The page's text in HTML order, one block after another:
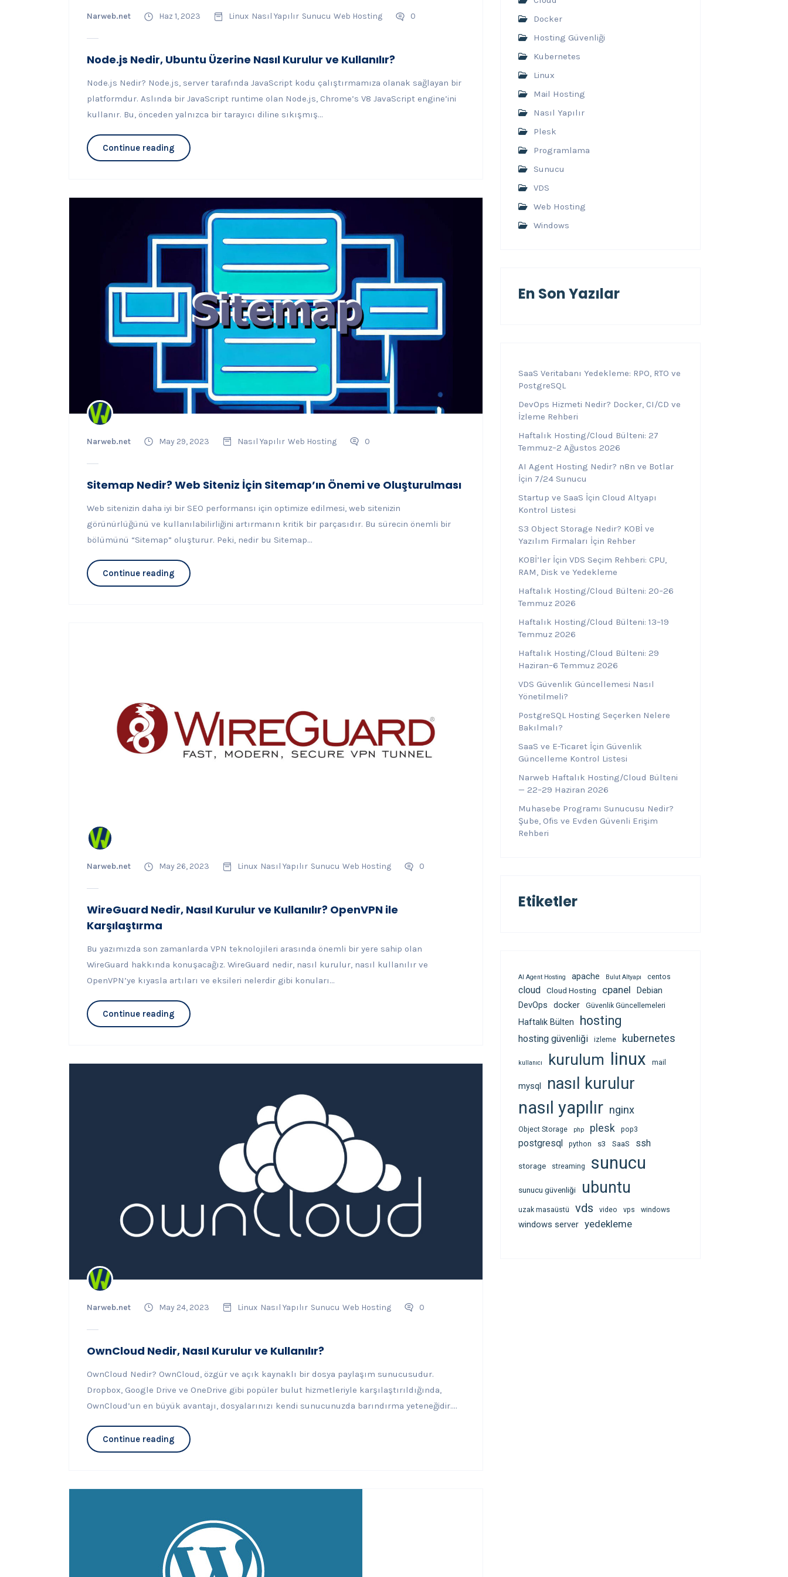
Narweb.net Haz 1, 2023 Linux Nasıl Yapılır Sunucu Web Hosting 0
Node.js Nedir, Ubuntu Üzerine Nasıl Kurulur ve Kullanılır?
Node.js Nedir? Node.js, server tarafında JavaScript kodu çalıştırmamıza olanak sağlayan bir
platformdur. Aslında bir JavaScript runtime olan Node.js, Chrome’s V8 JavaScript engine’ini
kullanır. Bu, önceden yalnızca bir tarayıcı diline sıkışmış...
Continue reading
Narweb.net May 29, 2023 Nasıl Yapılır Web Hosting 0
Sitemap Nedir? Web Siteniz İçin Sitemap’ın Önemi ve Oluşturulması
Web sitenizin daha iyi bir SEO performansı için optimize edilmesi, web sitenizin
görünürlüğünü ve kullanılabilirliğini artırmanın kritik bir parçasıdır. Bu sürecin önemli bir
bölümünü “Sitemap” oluşturur. Peki, nedir bu Sitemap...
Continue reading
Narweb.net May 26, 2023 Linux Nasıl Yapılır Sunucu Web Hosting 0
WireGuard Nedir, Nasıl Kurulur ve Kullanılır? OpenVPN ile
Karşılaştırma
Bu yazımızda son zamanlarda VPN teknolojileri arasında önemli bir yere sahip olan
WireGuard hakkında konuşacağız. WireGuard nedir, nasıl kurulur, nasıl kullanılır ve
OpenVPN’ye kıyasla artıları ve eksileri nelerdir gibi konuları...
Continue reading
Narweb.net May 24, 2023 Linux Nasıl Yapılır Sunucu Web Hosting 0
OwnCloud Nedir, Nasıl Kurulur ve Kullanılır?
OwnCloud Nedir? OwnCloud, özgür ve açık kaynaklı bir dosya paylaşım sunucusudur.
Dropbox, Google Drive ve OneDrive gibi popüler bulut hizmetleriyle karşılaştırıldığında,
OwnCloud’un en büyük avantajı, dosyalarınızı kendi sunucunuzda barındırma yeteneğidir....
Continue reading
Docker
Hosting Güvenliği
Kubernetes
Linux
Mail Hosting
Nasıl Yapılır
Plesk
Programlama
Sunucu
VDS
Web Hosting
Windows
En Son Yazılar
SaaS Veritabanı Yedekleme: RPO, RTO ve
PostgreSQL
DevOps Hizmeti Nedir? Docker, CI/CD ve
İzleme Rehberi
Haftalık Hosting/Cloud Bülteni: 27
Temmuz–2 Ağustos 2026
AI Agent Hosting Nedir? n8n ve Botlar
İçin 7/24 Sunucu
Startup ve SaaS İçin Cloud Altyapı
Kontrol Listesi
S3 Object Storage Nedir? KOBİ ve
Yazılım Firmaları İçin Rehber
KOBİ’ler İçin VDS Seçim Rehberi: CPU,
RAM, Disk ve Yedekleme
Haftalık Hosting/Cloud Bülteni: 20–26
Temmuz 2026
Haftalık Hosting/Cloud Bülteni: 13–19
Temmuz 2026
Haftalık Hosting/Cloud Bülteni: 29
Haziran–6 Temmuz 2026
VDS Güvenlik Güncellemesi Nasıl
Yönetilmeli?
PostgreSQL Hosting Seçerken Nelere
Bakılmalı?
SaaS ve E-Ticaret İçin Güvenlik
Güncelleme Kontrol Listesi
Narweb Haftalık Hosting/Cloud Bülteni
— 22–29 Haziran 2026
Muhasebe Programı Sunucusu Nedir?
Şube, Ofis ve Evden Güvenli Erişim
Rehberi
Etiketler
AI Agent Hosting apache Bulut Altyapı centos
cloud Cloud Hosting cpanel
Debian
DevOps
docker Güvenlik Güncellemeleri
Haftalık Bülten hosting
hosting güvenliği izleme kubernetes
kullanıcı kurulum linux mail
mysql nasıl kurulur
nasıl yapılır nginx
Object Storage php plesk pop3
postgresql python s3 SaaS ssh
storage streaming sunucu
sunucu güvenliği ubuntu
uzak masaüstü vds video vps windows
windows server yedekleme